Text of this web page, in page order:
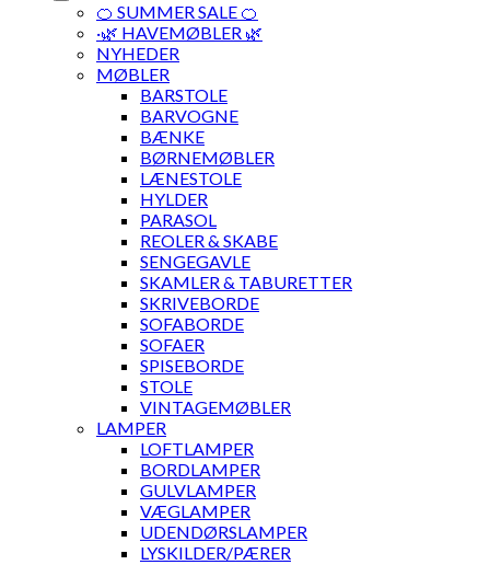
🍊 SUMMER SALE 🍊
·🌿 HAVEMØBLER 🌿
NYHEDER
MØBLER
BARSTOLE
BARVOGNE
BÆNKE
BØRNEMØBLER
LÆNESTOLE
HYLDER
PARASOL
REOLER & SKABE
SENGEGAVLE
SKAMLER & TABURETTER
SKRIVEBORDE
SOFABORDE
SOFAER
SPISEBORDE
STOLE
VINTAGEMØBLER
LAMPER
LOFTLAMPER
BORDLAMPER
GULVLAMPER
VÆGLAMPER
UDENDØRSLAMPER
LYSKILDER/PÆRER